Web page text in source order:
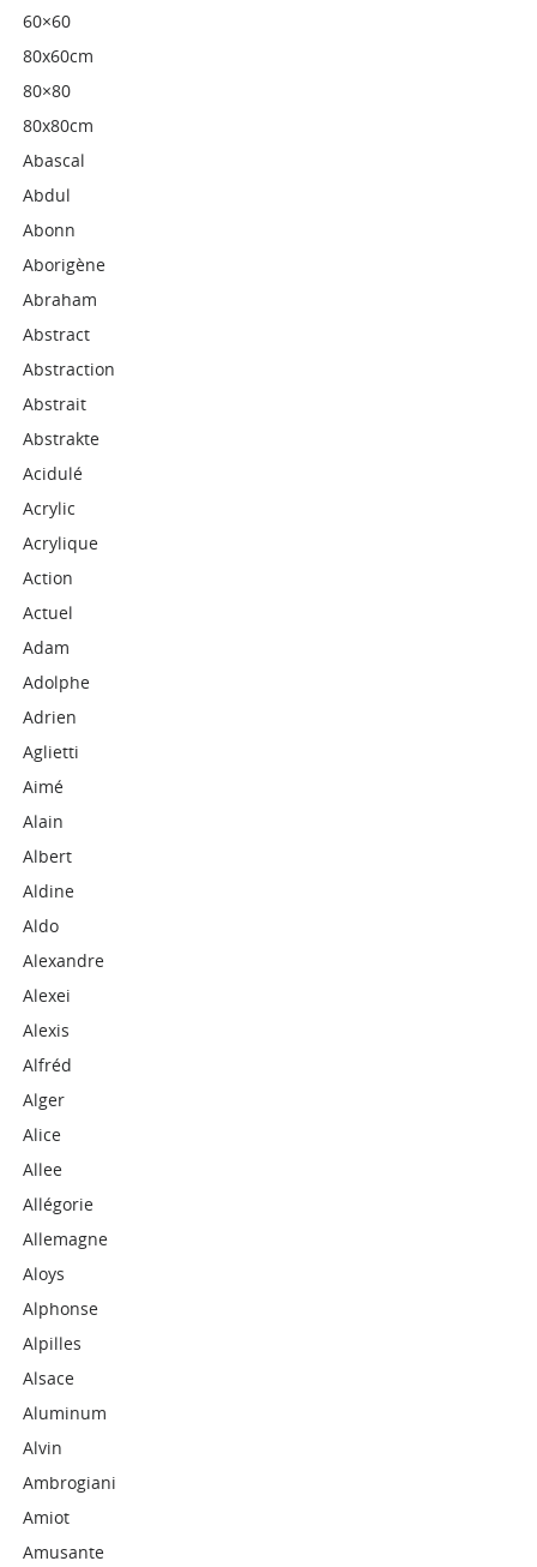
60×60
80x60cm
80×80
80x80cm
Abascal
Abdul
Abonn
Aborigène
Abraham
Abstract
Abstraction
Abstrait
Abstrakte
Acidulé
Acrylic
Acrylique
Action
Actuel
Adam
Adolphe
Adrien
Aglietti
Aimé
Alain
Albert
Aldine
Aldo
Alexandre
Alexei
Alexis
Alfréd
Alger
Alice
Allee
Allégorie
Allemagne
Aloys
Alphonse
Alpilles
Alsace
Aluminum
Alvin
Ambrogiani
Amiot
Amusante